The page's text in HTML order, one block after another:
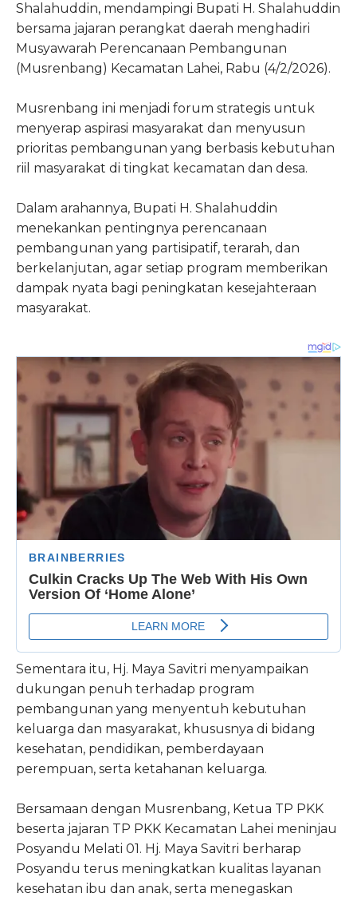
Shalahuddin, mendampingi Bupati H. Shalahuddin
bersama jajaran perangkat daerah menghadiri
Musyawarah Perencanaan Pembangunan
(Musrenbang) Kecamatan Lahei, Rabu (4/2/2026).
Musrenbang ini menjadi forum strategis untuk
menyerap aspirasi masyarakat dan menyusun
prioritas pembangunan yang berbasis kebutuhan
riil masyarakat di tingkat kecamatan dan desa.
Dalam arahannya, Bupati H. Shalahuddin
menekankan pentingnya perencanaan
pembangunan yang partisipatif, terarah, dan
berkelanjutan, agar setiap program memberikan
dampak nyata bagi peningkatan kesejahteraan
masyarakat.
Sementara itu, Hj. Maya Savitri menyampaikan
dukungan penuh terhadap program
pembangunan yang menyentuh kebutuhan
keluarga dan masyarakat, khususnya di bidang
kesehatan, pendidikan, pemberdayaan
perempuan, serta ketahanan keluarga.
Bersamaan dengan Musrenbang, Ketua TP PKK
beserta jajaran TP PKK Kecamatan Lahei meninjau
Posyandu Melati 01. Hj. Maya Savitri berharap
Posyandu terus meningkatkan kualitas layanan
kesehatan ibu dan anak, serta menegaskan